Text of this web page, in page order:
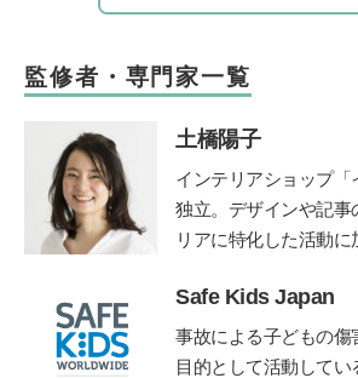
監修者・専門家一覧
土橋陽子
インテリアショップ「
独立。デザインや記事
リアに特化した活動
の時間に笑顔を増やす
unclock」シリーズデ
行して、モンテッソ
Safe Kids Japan
事故による子どもの傷
目的として活動してい